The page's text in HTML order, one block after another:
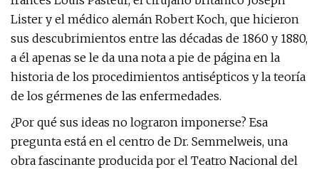
Lister y el médico alemán Robert Koch, que hicieron
sus descubrimientos entre las décadas de 1860 y 1880,
a él apenas se le da una nota a pie de página en la
historia de los procedimientos antisépticos y la teoría
de los gérmenes de las enfermedades.
¿Por qué sus ideas no lograron imponerse? Esa
pregunta está en el centro de Dr. Semmelweis, una
obra fascinante producida por el Teatro Nacional del